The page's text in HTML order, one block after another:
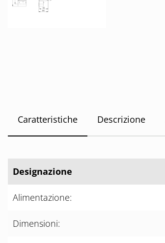
Caratteristiche Descrizione
Designazione
Alimentazione:
Dimensioni: